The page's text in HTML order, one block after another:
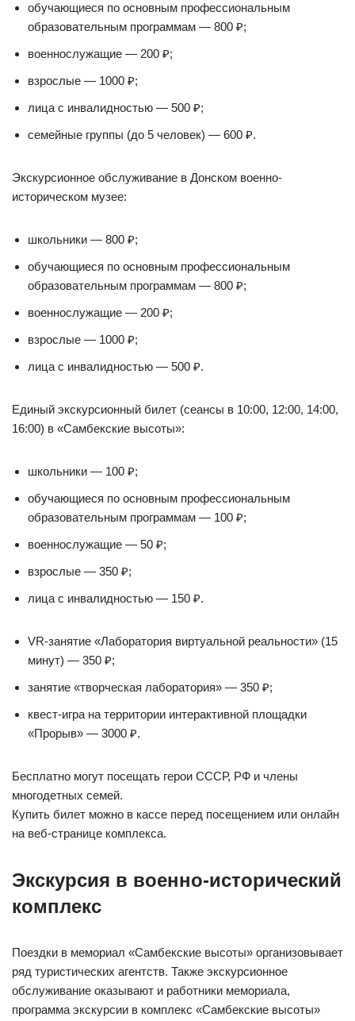
обучающиеся по основным профессиональным
образовательным программам — 800 ₽;
военнослужащие — 200 ₽;
взрослые — 1000 ₽;
лица с инвалидностью — 500 ₽;
семейные группы (до 5 человек) — 600 ₽.
Экскурсионное обслуживание в Донском военно-
историческом музее:
школьники — 800 ₽;
обучающиеся по основным профессиональным
образовательным программам — 800 ₽;
военнослужащие — 200 ₽;
взрослые — 1000 ₽;
лица с инвалидностью — 500 ₽.
Единый экскурсионный билет (сеансы в 10:00, 12:00, 14:00,
16:00) в «Самбекские высоты»:
школьники — 100 ₽;
обучающиеся по основным профессиональным
образовательным программам — 100 ₽;
военнослужащие — 50 ₽;
взрослые — 350 ₽;
лица с инвалидностью — 150 ₽.
VR-занятие «Лаборатория виртуальной реальности» (15
минут) — 350 ₽;
занятие «творческая лаборатория» — 350 ₽;
квест-игра на территории интерактивной площадки
«Прорыв» — 3000 ₽.
Бесплатно могут посещать герои СССР, РФ и члены
многодетных семей.
Купить билет можно в кассе перед посещением или онлайн
на веб-странице комплекса.
Экскурсия в военно-исторический
комплекс
Поездки в мемориал «Самбекские высоты» организовывает
ряд туристических агентств. Также экскурсионное
обслуживание оказывают и работники мемориала,
программа экскурсии в комплекс «Самбекские высоты»